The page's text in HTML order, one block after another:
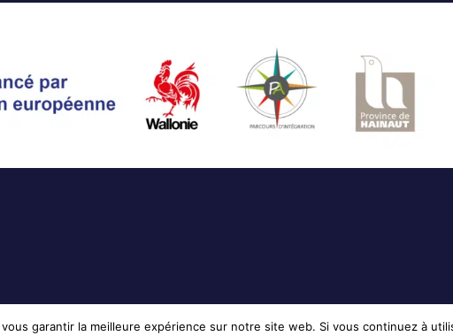
garantir la meilleure expérience sur notre site web. Si vous continuez à